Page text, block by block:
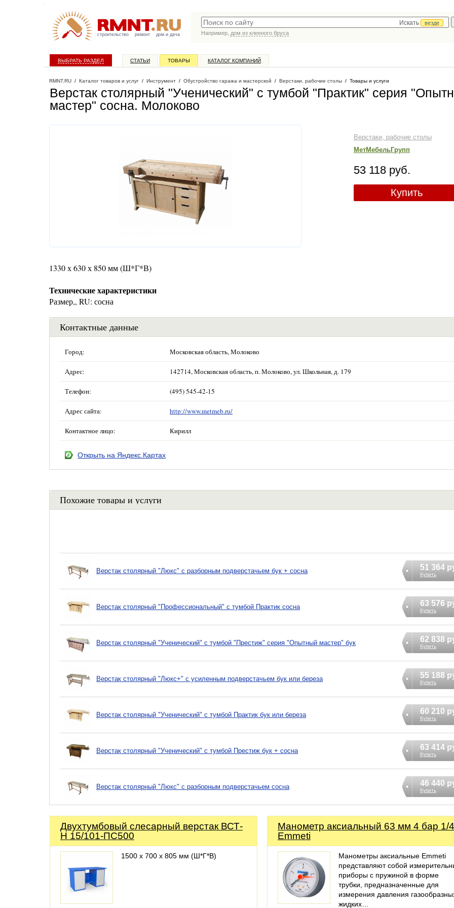
строительство ремонт дом и дача
Искать
везде
Например, дом из клееного бруса
ВЫБРАТЬ РАЗДЕЛ СТАТЬИ ТОВАРЫ КАТАЛОГ КОМПАНИЙ
RMNT.RU / Каталог товаров и услуг / Инструмент / Обустройство гаража и мастерской / Верстаки, рабочие столы / Товары и услуги
Верстак столярный "Ученический" с тумбой "Практик" серия
мастер" сосна. Молоково
Верстаки, рабочие столы
МетМебельГрупп
53 118 руб.
Купить
1330 х 630 х 850 мм (Ш*Г*В)
Технические характеристики
Размер,, RU: сосна
Контактные данные
Город: Московская область, Молоково
Адрес: 142714, Московская область, п. Молоково, ул. Школьная, д. 179
Телефон: (495) 545-42-15
Адрес сайта: http://www.metmeb.ru/
Контактное лицо: Кирилл
Открыть на Яндекс.Картах
Похожие товары и услуги
Верстак столярный "Люкс" с разборным подверстачьем бук + сосна 51 364
Купить
Верстак столярный "Профессиональный" с тумбой Практик сосна 63 576
Купить
Верстак столярный "Ученический" с тумбой "Престиж" серия "Опытный мастер" бук 62 838
Купить
Верстак столярный "Люкс+" с усиленным подверстачьем бук или береза 55 188
Купить
Верстак столярный "Ученический" с тумбой Практик бук или береза 60 210
Купить
Верстак столярный "Ученический" с тумбой Престиж бук + сосна 63 414
Купить
Верстак столярный "Люкс" с разборным подверстачьем сосна 46 440
Купить
Двухтумбовый слесарный верстак ВСТ-
Н 15/101-ПС500
1500 х 700 х 805 мм (Ш*Г*В)
Манометр аксиальный 63 мм 4 бар 1/
Emmeti
Манометры аксиальные Emmeti
представляют собой
приборы с пружиной в форме
трубки, предназначенные для
измерения давления
жидких…